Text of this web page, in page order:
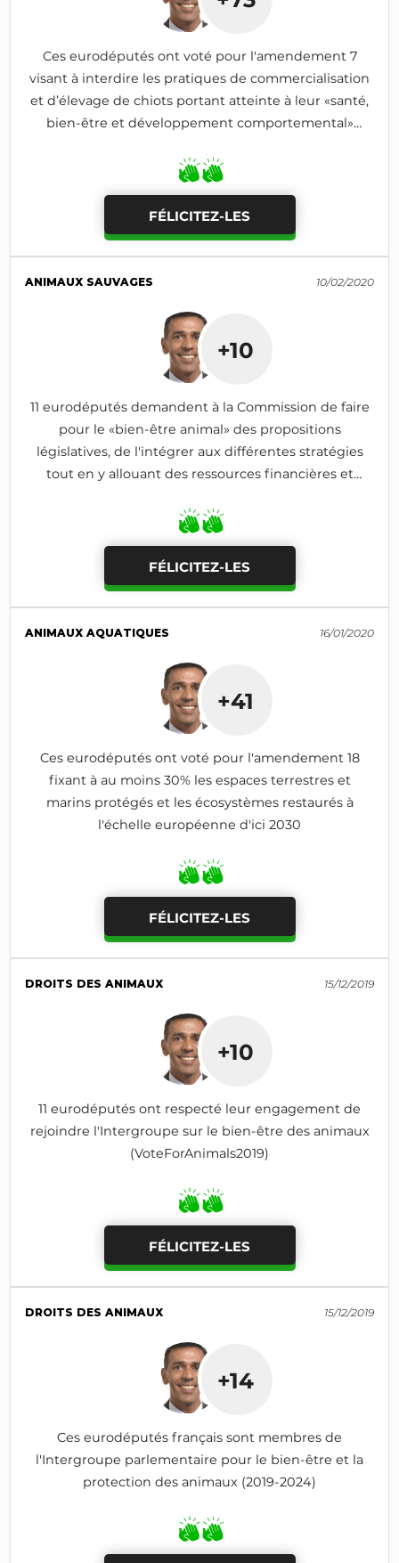
Ces eurodéputés ont voté pour l'amendement 7
visant à interdire les pratiques de commercialisation
et d’élevage de chiots portant atteinte à leur «santé,
bien-être et développement comportemental»
FÉLICITEZ-LES
ANIMAUX SAUVAGES 10/02/2020
+10
11 eurodéputés demandent à la Commission de faire
pour le «bien-être animal» des propositions
législatives, de l'intégrer aux différentes stratégies
tout en y allouant des ressources financières et
FÉLICITEZ-LES
ANIMAUX AQUATIQUES 16/01/2020
+41
Ces eurodéputés ont voté pour l'amendement 18
fixant à au moins 30% les espaces terrestres et
marins protégés et les écosystèmes restaurés à
l'échelle européenne d'ici 2030
FÉLICITEZ-LES
DROITS DES ANIMAUX 15/12/2019
+10
11 eurodéputés ont respecté leur engagement de
rejoindre l'Intergroupe sur le bien-être des animaux
(VoteForAnimals2019)
FÉLICITEZ-LES
DROITS DES ANIMAUX 15/12/2019
+14
Ces eurodéputés français sont membres de
l'Intergroupe parlementaire pour le bien-être et la
protection des animaux (2019-2024)